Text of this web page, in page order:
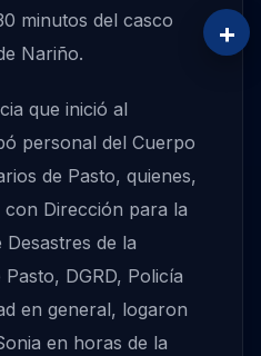
minutos del casco
Nariño.
que inició al
personal del Cuerpo
de Pasto, quienes,
Dirección para la
Desastres de la
DGRD, Policía
en general, logaron
en horas de la
+